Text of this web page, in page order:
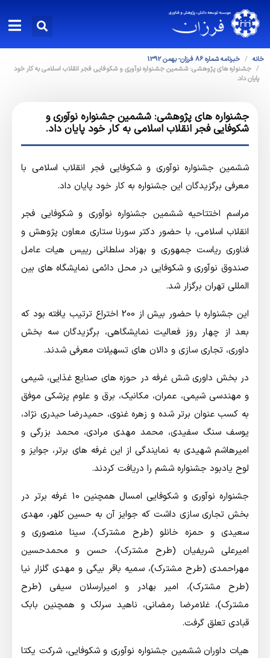
خانه
خبرنامه شماره 86 فرزان- بهمن 1392
جشنواره های پژوهشی: ششمین جشنواره نوآوری و شکوفایی فجر انقلاب اسلامی به کار خود
پایان داد.
جشنواره های پژوهشی: ششمین جشنواره نوآوری و
شکوفایی فجر انقلاب اسلامی به کار خود پایان داد.
ششمین جشنواره نوآوری و شکوفایی فجر انقلاب اسلامی با
معرفی برگزیدگان این جشنواره به کار خود پایان داد.
مراسم اختتاحیه ششمین جشنواره نوآوری و شکوفایی فجر
انقلاب اسلامی، با حضور دکتر سورنا ستاری معاون پژوهش و
فناوری ریاست جمهوری و بهزاد سلطانی رییس هیات عامل
صندوق نوآوری و شکوفایی در محل دائمی نمایشگاه های بین
المللی تهران برگزار شد.
این جشنواره با حضور بیش از 200 اختراع ترتیب یافته بود که
بعد از چهار روز فعالیت نمایشگاهی، برگزیدگان سه بخش
داوری، تجاری سازی و دالان های تسهیلات معرفی شدند.
در بخش داوری شش غرفه در حوزه های صنایع غذایی، شیمی
و مهندسی شیمی، عمران، مکانیک، برق و علوم پزشکی موفق
به کسب عنوان برتر شده و زهره غنوی، حمیدرضا حیدری نژاد،
یوسف سنگ سفیدی، محمد مهدی مرادی، محمد بزرگی و
امیرهاشم شهیدی به نمایندگی از این غرفه های برتر، جوایز و
لوح یادبود جشنواره ششم را دریافت کردند.
جشنواره نوآوری و شکوفایی امسال همچنین 10 غرفه برتر در
بخش تجاری سازی داشت که جوایز آن به حسین کلهر، مهدی
سعیدی و حمزه خانلو (طرح مشترک)، سینا منصوری و
امیرعلی شریفیان (طرح مشترک)، حسن و محمدحسین
مهراحمدی (طرح مشترک)، سمیه باقر بیگی و مهدی گلزار نیا
(طرح مشترک)، امیر بهادر و امیرارسلان سیفی (طرح
مشترک)، غلامرضا رمضانی، ناهید سرلک و همچنین بابک
قبادی تعلق گرفت.
هیات داوران ششمین جشنواره نوآوری و شکوفایی، شرکت یکتا